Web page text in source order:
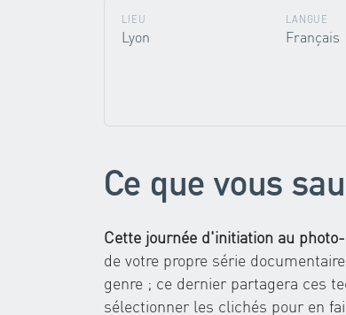
LIEU
Lyon
LANGUE
Français
Ce que vous
Cette journée d'initiation au
de votre propre série
genre ; ce dernier partagera ces
sélectionner les clichés pour en